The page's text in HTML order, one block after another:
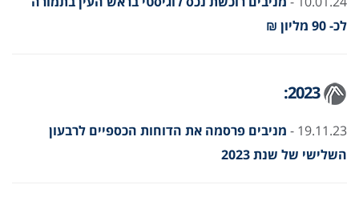
לכ- 90 מליון ₪
2023:
19.11.23 -
מניבים פרסמה את הדוחות הכספיים לרבעון
השלישי של שנת 2023